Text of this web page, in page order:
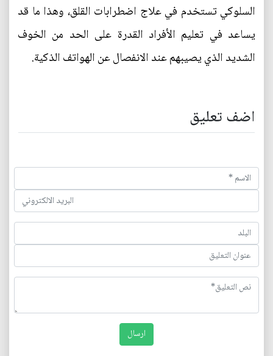
السلوكي تستخدم في علاج اضطرابات القلق، وهذا ما قد
يساعد في تعليم الأفراد القدرة على الحد من الخوف
الشديد الذي يصيبهم عند الانفصال عن الهواتف الذكية.
اضف تعليق